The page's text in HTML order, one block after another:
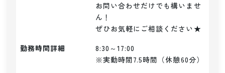
お問い合わせだけでも構いませ
ん！
ぜひお気軽にご相談ください★
勤務時間詳細
8:30～17:00
※実動時間7.5時間（休憩60分）